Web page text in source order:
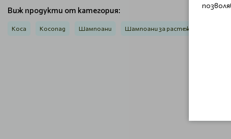
Виж продукти от категория:
Коса Косопад Шампоани Шампоани за растеж на косата